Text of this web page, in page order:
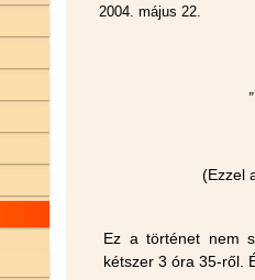
2004. május 22.
(Ezzel
Ez a történet nem
kétszer 3 óra 35-ről.